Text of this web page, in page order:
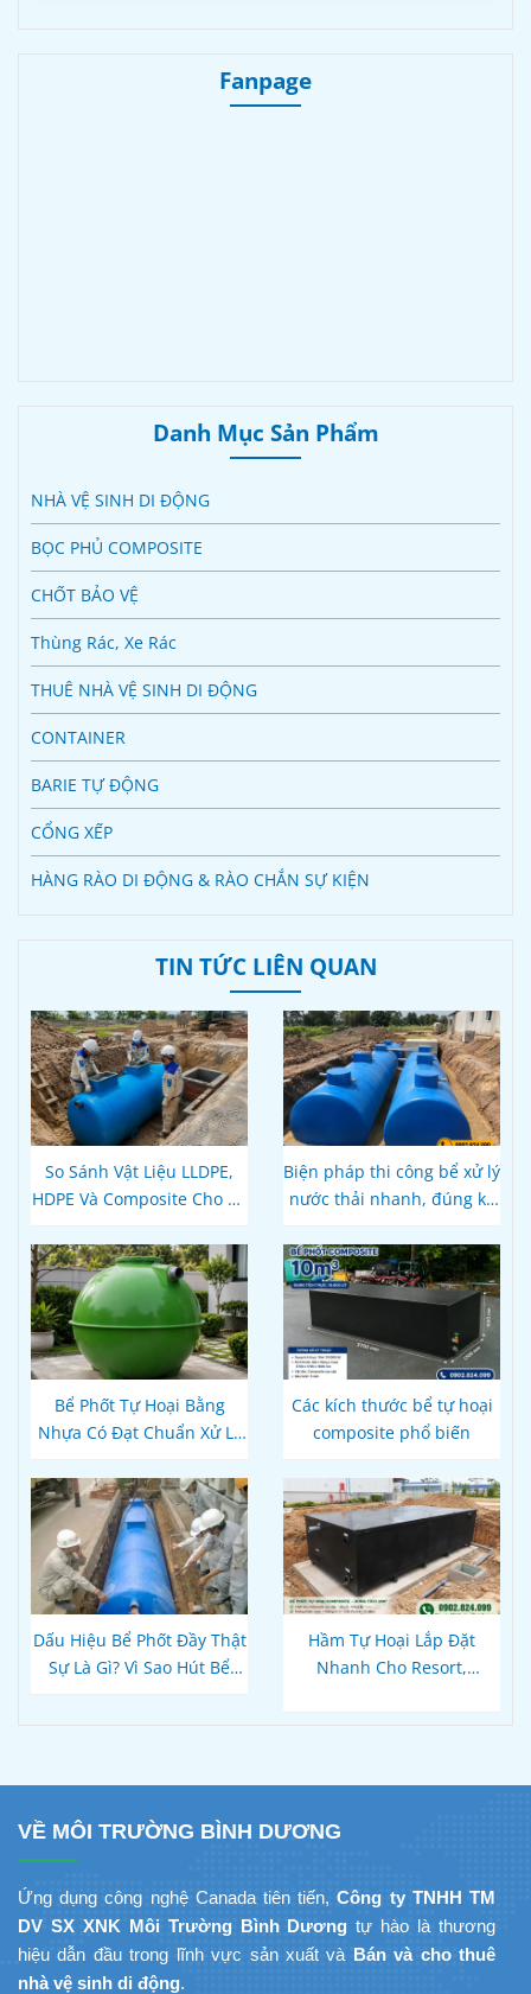
Fanpage
Danh Mục Sản Phẩm
NHÀ VỆ SINH DI ĐỘNG
BỌC PHỦ COMPOSITE
CHỐT BẢO VỆ
Thùng Rác, Xe Rác
THUÊ NHÀ VỆ SINH DI ĐỘNG
CONTAINER
BARIE TỰ ĐỘNG
CỔNG XẾP
HÀNG RÀO DI ĐỘNG & RÀO CHẮN SỰ KIỆN
TIN TỨC LIÊN QUAN
So Sánh Vật Liệu LLDPE,
HDPE Và Composite Cho Bể
Hơn, Đúng Kỹ Thuật?
Biện pháp thi công bể xử lý
nước thải nhanh, đúng kỹ
Bể Phốt Tự Hoại Bằng
Nhựa Có Đạt Chuẩn Xử Lý
Hiện Hành Không?
Các kích thước bể tự hoại
composite phổ biến
Dấu Hiệu Bể Phốt Đầy Thật
Sự Là Gì? Vì Sao Hút Bể
Chậm?
Hầm Tự Hoại Lắp Đặt
Nhanh Cho Resort,
Giang: Giải Pháp
VỀ MÔI TRƯỜNG BÌNH DƯƠNG
Ứng dụng công nghệ Canada tiên tiến,Công ty TNHH TM
DV SX XNK Môi Trường Bình Dương tự hào là thương
hiệu dẫn đầu trong lĩnh vực sản xuất và Bán và cho thuê
nhà vệ sinh di động.